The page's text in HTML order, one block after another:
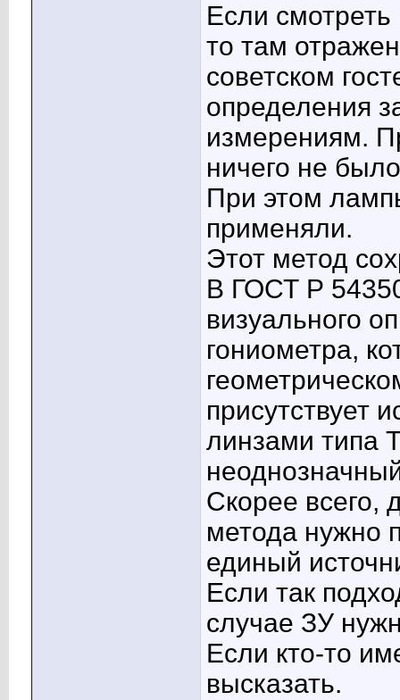
Если
то там
советском
определения
измерениям.
ничего не
При этом
применяли.
Этот метод
В ГОСТ Р
визуального
гониометра,
присутствует
линзами типа
Скорее всего,
метода нужно
единый
Если так
случае ЗУ
Если кто-то
высказать.